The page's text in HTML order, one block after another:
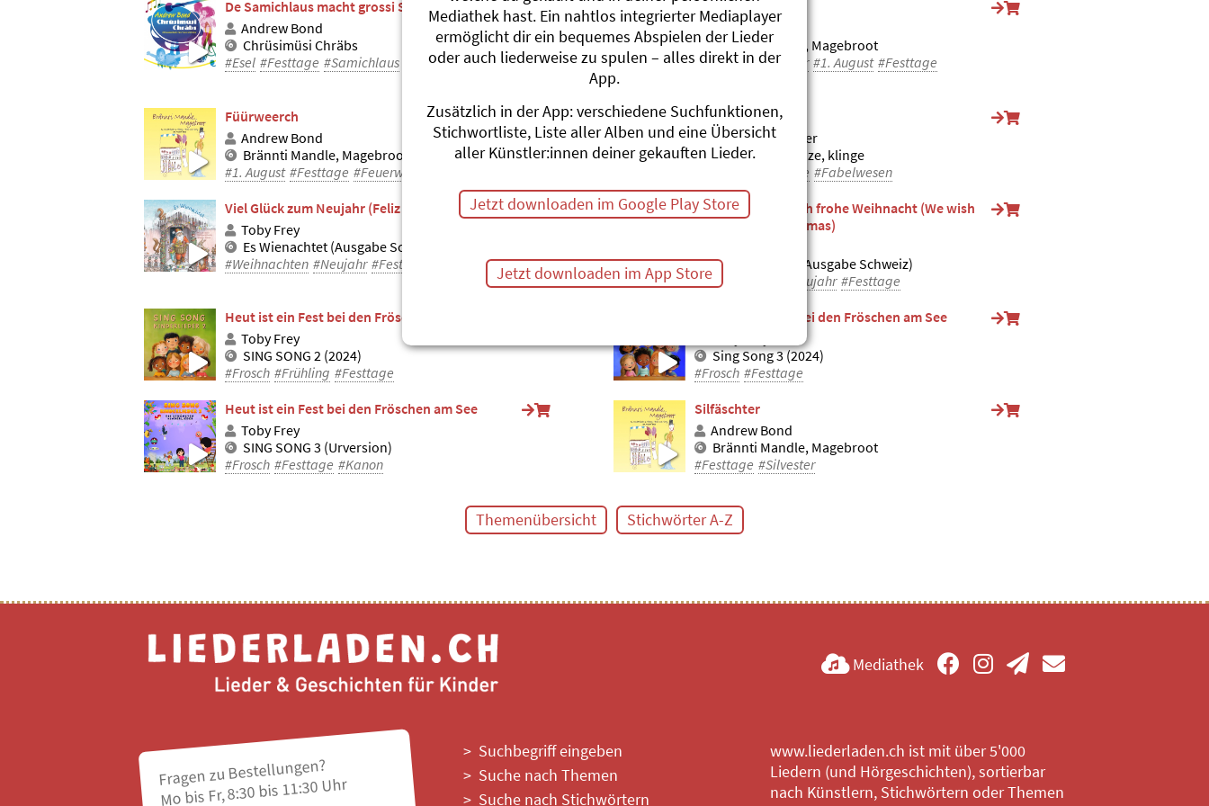
De Samichlaus macht grossi Schritt
Andrew Bond
Chrüsimüsi Chräbs
#Esel #Festtage #Samichlaus
Eerscht Auguscht
Andrew Bond
Brännti Mandle, Magebroot
#Feuerwerk #Feuer #1. August #Festtage
Füürweerch
Andrew Bond
Brännti Mandle, Magebroot
#1. August #Festtage #Feuerwerk
Zwergefäscht
Béatrice Gründler
Singe, spile, tanze, klinge
#Festtage #Fabelwesen
Viel Glück zum Neujahr (Feliz Navidad)
Toby Frey
Es Wienachtet (Ausgabe Schweiz)
#Weihnachten #Neujahr #Festtage
Wir wünschen euch frohe Weihnacht (We wish
you a Merry Christmas)
Es Wienachtet (Ausgabe Schweiz)
#Weihnachten
#Neujahr #Festtage
Heut ist ein Fest bei den Fröschen am See
Toby Frey
SING SONG 2 (2024)
#Frosch #Frühling #Festtage
Heut ist ein Fest bei den Fröschen am See
Sing Song 3 (2024)
#Frosch #Festtage
Heut ist ein Fest bei den Fröschen am See
Toby Frey
SING SONG 3 (Urversion)
#Frosch #Festtage #Kanon
Silfäschter
Andrew Bond
Brännti Mandle, Magebroot
#Festtage #Silvester
Themenübersicht Stichwörter A-Z
Mediathek
Fragen zu Bestellungen?
Mo bis Fr, 8:30 bis 11:30 Uhr
Suchbegriff eingeben
Suche nach Themen
Suche nach Stichwörtern
www.liederladen.ch ist mit über 5'000
Liedern (und Hörgeschichten), sortierbar
nach Künstlern, Stichwörtern oder Themen
Mediathek hast. Ein nahtlos integrierter Mediaplayer
ermöglicht dir ein bequemes Abspielen der Lieder
oder auch liederweise zu spulen – alles direkt in der
App.
Zusätzlich in der App: verschiedene Suchfunktionen,
Stichwortliste, Liste aller Alben und eine Übersicht
aller Künstler:innen deiner gekauften Lieder.
Jetzt downloaden im Google Play Store
Jetzt downloaden im App Store